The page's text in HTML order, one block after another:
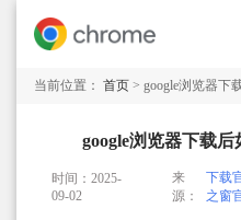
当前位置： 首页 > google浏览器下
google浏览器下载
时间：2025-
09-02
来
源：
下载
之窗